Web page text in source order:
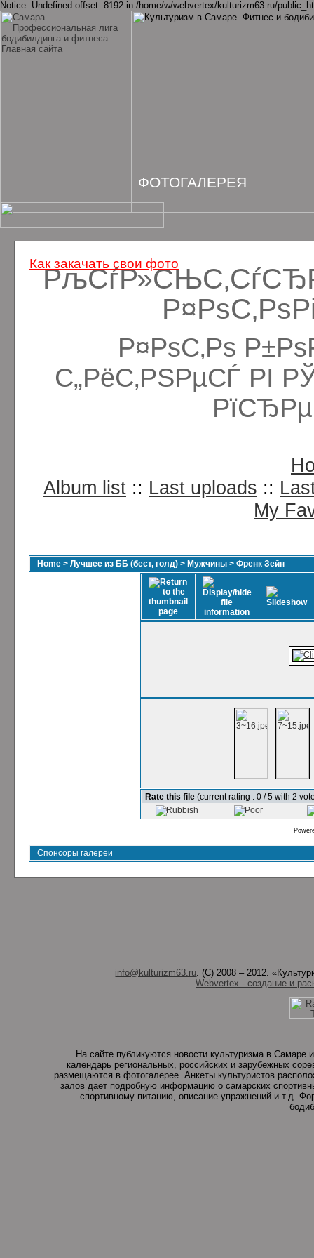
Notice: Undefined offset: 8192 in /home/w/webvertex/kulturizm63.ru/
Р¤РѕС‚Рѕ
С„РёС‚РЅРµСЃ РІ
Album list :: Last uploads ::
My
Home > Лучшее из ББ (бест, голд) > Мужчины > Френк Зейн
Rate this file (current rating : 0 / 5 with 2
Спонсоры галереи
info@kulturizm63.ru. (C) 2008 – 2012.
Webvertex - создание и
На сайте публикуются новости культуризма в
календарь региональных, российских и зарубежных
размещаются в фотогалерее. Анкеты культуристов
залов дает подробную информацию о самарских
спортивному питанию, описание упражнений и т.д.
ФОТОГАЛЕРЕЯ
Как закачать свои фото